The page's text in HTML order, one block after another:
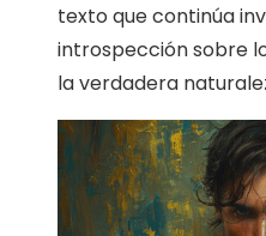
texto que continúa
introspección sobre
la verdadera